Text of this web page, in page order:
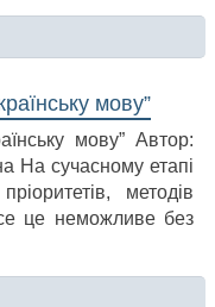
мову”
мову” Автор:
На сучасному етапі
методів
це неможливе без